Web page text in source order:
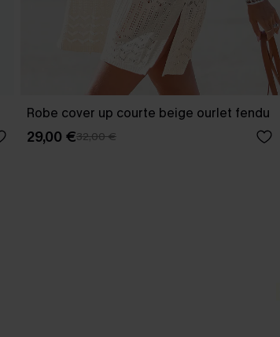
Robe cover up courte beige ourlet fendu
29,00 €32,00 €